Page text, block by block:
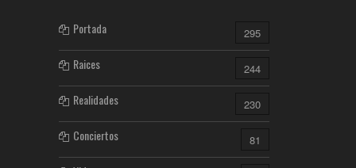
Portada 295
Raices 244
Realidades 230
Conciertos 81